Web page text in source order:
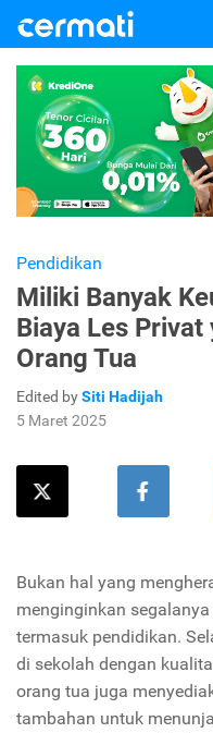
Pendidikan
Miliki Banyak
Biaya Les
Orang Tua
Edited bySiti Hadijah
5 Maret 2025
Bukan hal yang
menginginkan
termasuk pendidikan.
di sekolah dengan
orang tua juga
tambahan untuk